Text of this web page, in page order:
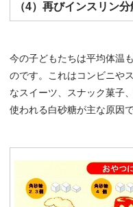
（4）再びインスリン
今の子どもたちは平均体温
のです。これはコンビニや
なスイーツ、スナック菓子
使われる白砂糖が主な原因で